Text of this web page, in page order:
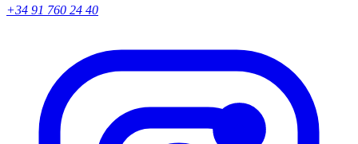
+34 91 760 24 40